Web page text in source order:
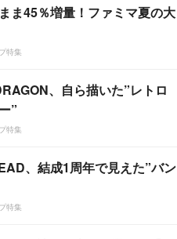
ま45％増量！ファミマ夏の大
特集
、自ら描いた”レトロ
”
特集
、結成1周年で見えた”バン
特集